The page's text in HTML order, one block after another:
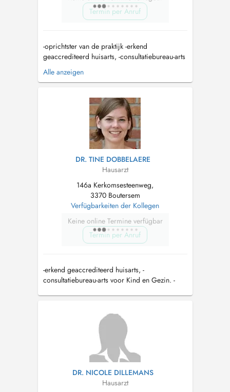
Termin per Anruf
-oprichtster van de praktijk -erkend
geaccrediteerd huisarts, -consultatiebureau-arts
voor Kind en Gezin, -coordinerend raadgevend
arts in WZC Residentie Tweepoorten, (Tienen) -
geneesheer door de politie...
Alle anzeigen
DR. TINE DOBBELAERE
Hausarzt
146a Kerkomsesteenweg,
3370 Boutersem
Verfügbarkeiten der Kollegen
Keine online Termine verfügbar
Termin per Anruf
-erkend geaccrediteerd huisarts, -
consultatiebureau-arts voor Kind en Gezin. -
DR. NICOLE DILLEMANS
Hausarzt